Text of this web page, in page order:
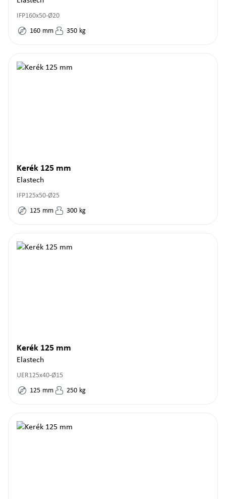
IFP160x50-Ø20
160 mm 350 kg
Kerék 125 mm
Elastech
IFP125x50-Ø25
125 mm 300 kg
Kerék 125 mm
Elastech
UER125x40-Ø15
125 mm 250 kg